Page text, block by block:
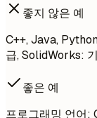
좋지 않은 예
C++, Java,
급, SolidWorks:
좋은 예
프로그래밍 언어: